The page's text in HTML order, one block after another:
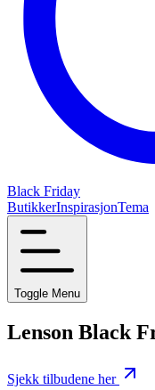
Black Friday
ButikkerInspirasjonTema
Toggle Menu
Lenson Black
Sjekk tilbudene her